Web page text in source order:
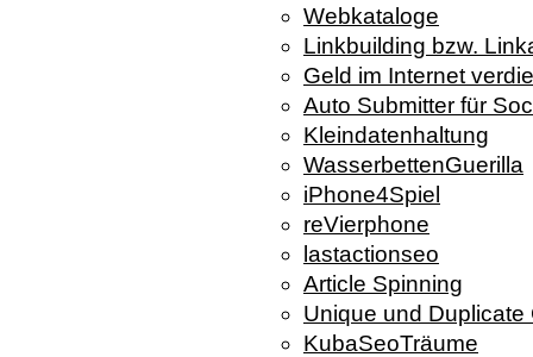
Webkataloge
Linkbuilding bzw.
Geld im Internet
Auto Submitter für
Kleindatenhaltung
WasserbettenGuerilla
iPhone4Spiel
reVierphone
lastactionseo
Article Spinning
Unique und Duplicate
KubaSeoTräume